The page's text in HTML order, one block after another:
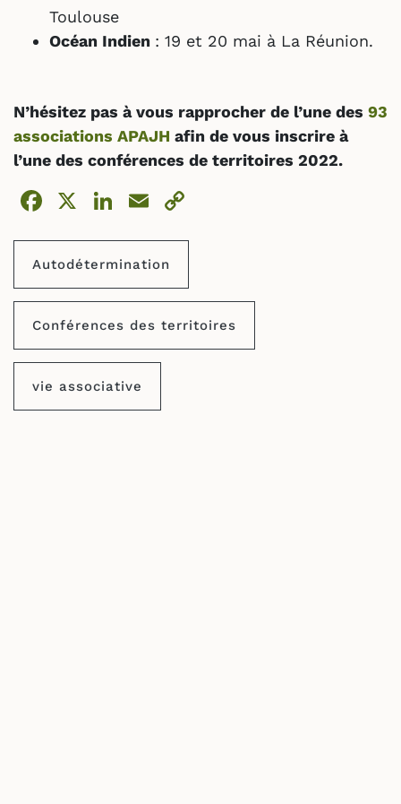
Toulouse
Océan Indien : 19 et 20 mai à La Réunion.
N’hésitez pas à vous rapprocher de l’une des 93
associations APAJH afin de vous inscrire à
l’une des conférences de territoires 2022.
Facebook
X LinkedIn
Email
Autodétermination
Conférences des territoires
vie associative